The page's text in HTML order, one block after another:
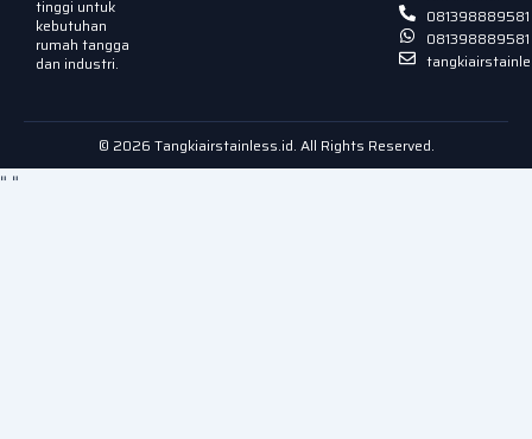
tinggi untuk
kebutuhan
rumah tangga
dan industri.
081398889581
081398889581
© 2026 Tangkiairstainless.id. All Rights Reserved.
" "